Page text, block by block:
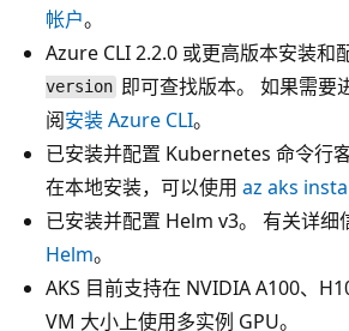
帐户。
Azure CLI 2.2.0 或更高版本安装和
version 即可查找版本。 如果需要
阅安装 Azure CLI。
已安装并配置 Kubernetes 命令行
在本地安装，可以使用 az aks
已安装并配置 Helm v3。 有关详细
Helm。
AKS 目前支持在 NVIDIA A100、
VM 大小上使用多实例 GPU。